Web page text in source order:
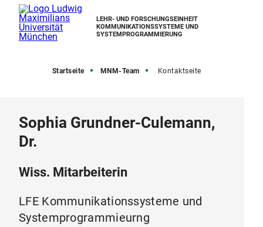
LEHR- UND FORSCHUNGSEINHEIT
KOMMUNIKATIONSSYSTEME UND
SYSTEMPROGRAMMIERUNG
Startseite MNM-Team Kontaktseite
Sophia Grundner-Culemann,
Dr.
Wiss. Mitarbeiterin
LFE Kommunikationssysteme und
Systemprogrammieurng